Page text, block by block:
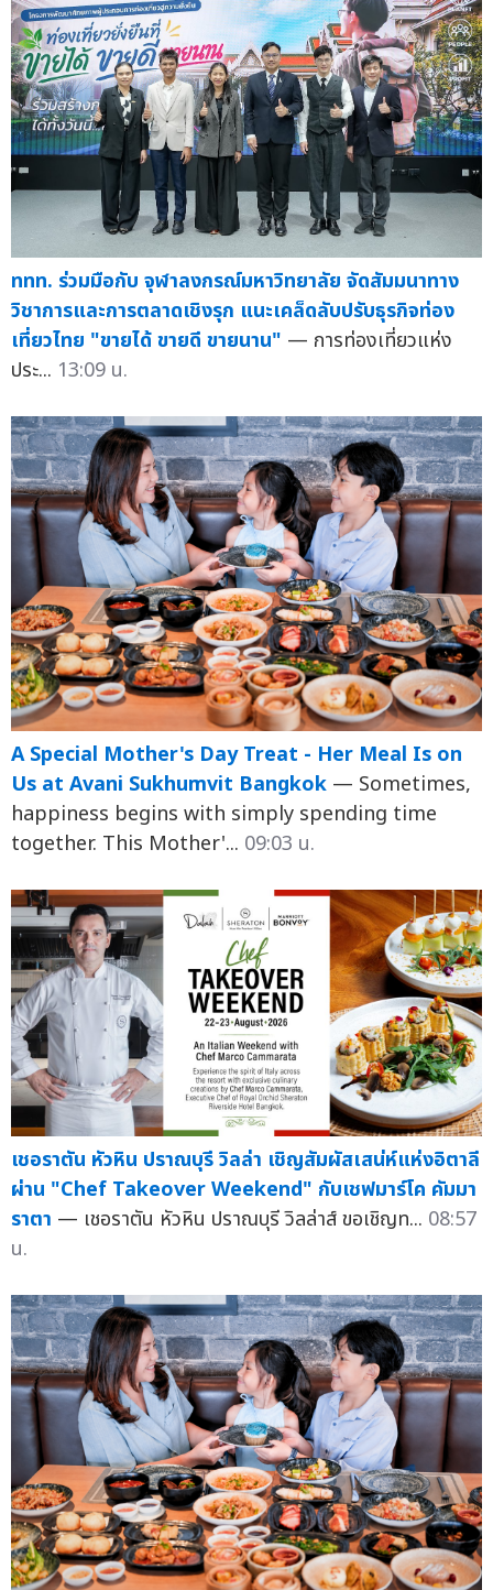
ททท. ร่วมมือกับ จุฬาลงกรณ์มหาวิทยาลัย จัดสัมมนาทาง
วิชาการและการตลาดเชิงรุก แนะเคล็ดลับปรับธุรกิจท่อง
เที่ยวไทย "ขายได้ ขายดี ขายนาน" — การท่องเที่ยวแห่ง
ประ... 13:09 น.
A Special Mother's Day Treat - Her Meal Is on
Us at Avani Sukhumvit Bangkok — Sometimes,
happiness begins with simply spending time
together. This Mother'... 09:03 น.
เชอราตัน หัวหิน ปราณบุรี วิลล่า เชิญสัมผัสเสน่ห์แห่งอิตาลี
ผ่าน "Chef Takeover Weekend" กับเชฟมาร์โค คัมมา
ราตา — เชอราตัน หัวหิน ปราณบุรี วิลล่าส์ ขอเชิญท... 08:57
น.